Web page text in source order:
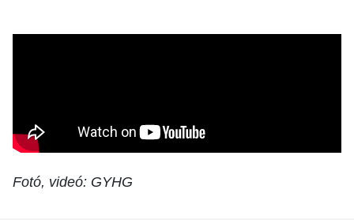
Fotó, videó: GYHG